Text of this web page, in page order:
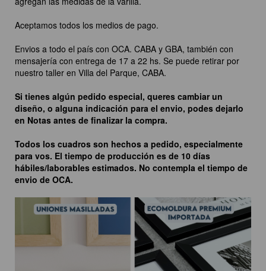
Aceptamos todos los medios de pago.
Envios a todo el país con OCA. CABA y GBA, también con
mensajería con entrega de 17 a 22 hs. Se puede retirar por
nuestro taller en Villa del Parque, CABA.
Si tienes algún pedido especial, queres cambiar un
diseño, o alguna indicación para el envio, podes dejarlo
en Notas antes de finalizar la compra.
Todos los cuadros son hechos a pedido, especialmente
para vos. El tiempo de producción es de 10 días
hábiles/laborables estimados. No contempla el tiempo de
envio de OCA.